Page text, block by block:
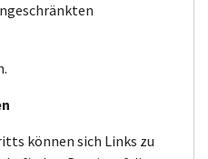
können sich Links zu